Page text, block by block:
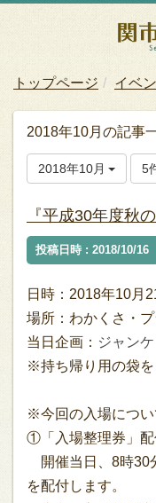
トップページ イベ
2018年10月の記事
2018年10月 5
『平成30年度秋
投稿日時 : 2018/10/16
日時：2018年10月
場所：わかくさ・
当日企画： ジャン
※持ち帰り用の袋を
※今回の入場につ
①「入場整理券」
開催当日、8時30
を配付します。